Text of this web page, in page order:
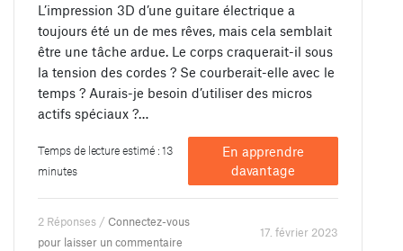
L’impression 3D d’une guitare électrique a
toujours été un de mes rêves, mais cela semblait
être une tâche ardue. Le corps craquerait-il sous
la tension des cordes ? Se courberait-elle avec le
temps ? Aurais-je besoin d’utiliser des micros
actifs spéciaux ?…
Temps de lecture estimé : 13
minutes
En apprendre
davantage
2 Réponses / Connectez-vous
pour laisser un commentaire
17. février 2023